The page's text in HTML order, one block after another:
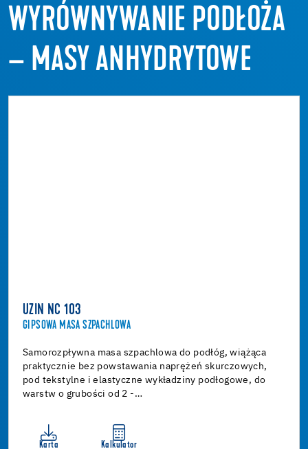
WYRÓWNYWANIE PODŁOŻA
– MASY ANHYDRYTOWE
UZIN NC 103
GIPSOWA MASA SZPACHLOWA
Samorozpływna masa szpachlowa do podłóg, wiążąca
praktycznie bez powstawania naprężeń skurczowych,
pod tekstylne i elastyczne wykładziny podłogowe, do
warstw o grubości od 2 -…
Karta
Kalkulator